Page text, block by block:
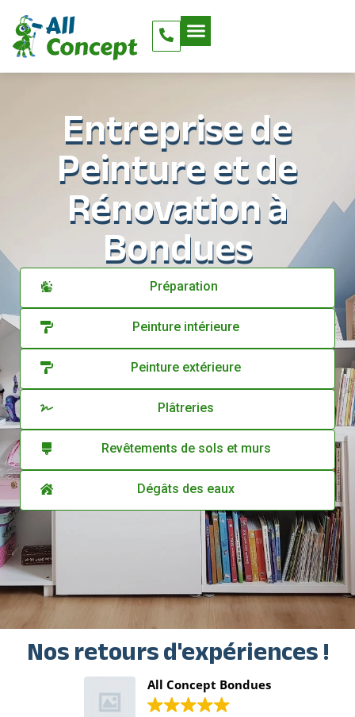
Entreprise de
Peinture et de
Rénovation à
Bondues
Préparation
Peinture intérieure
Peinture extérieure
Plâtreries
Revêtements de sols et murs
Dégâts des eaux
Nos retours d'expériences !
All Concept Bondues